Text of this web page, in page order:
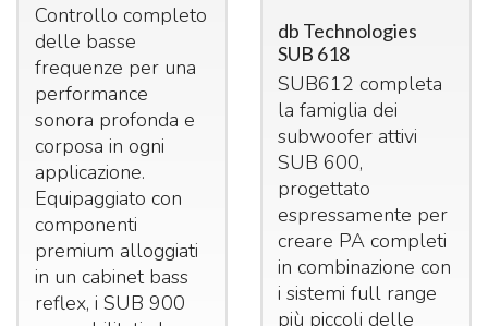
Controllo completo
delle basse
frequenze per una
performance
sonora profonda e
corposa in ogni
applicazione.
Equipaggiato con
componenti
premium alloggiati
in un cabinet bass
reflex, i SUB 900
db Technologies
SUB 618
SUB612 completa
la famiglia dei
subwoofer attivi
SUB 600,
progettato
espressamente per
creare PA completi
in combinazione con
i sistemi full range
più piccoli delle